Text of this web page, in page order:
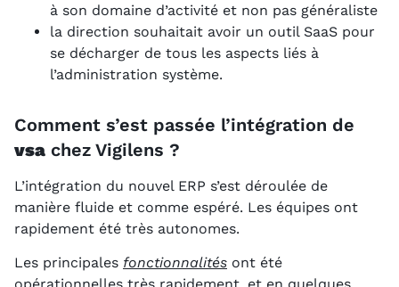
à son domaine d’activité et non pas généraliste
la direction souhaitait avoir un outil SaaS pour
se décharger de tous les aspects liés à
l’administration système.
Comment s’est passée l’intégration de
vsa chez Vigilens ?
L’intégration du nouvel ERP s’est déroulée de
manière fluide et comme espéré. Les équipes ont
rapidement été très autonomes.
Les principales fonctionnalités ont été